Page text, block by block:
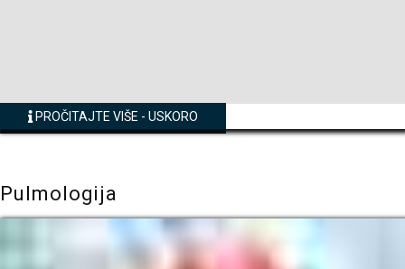
PROČITAJTE VIŠE - USKORO
Pulmologija